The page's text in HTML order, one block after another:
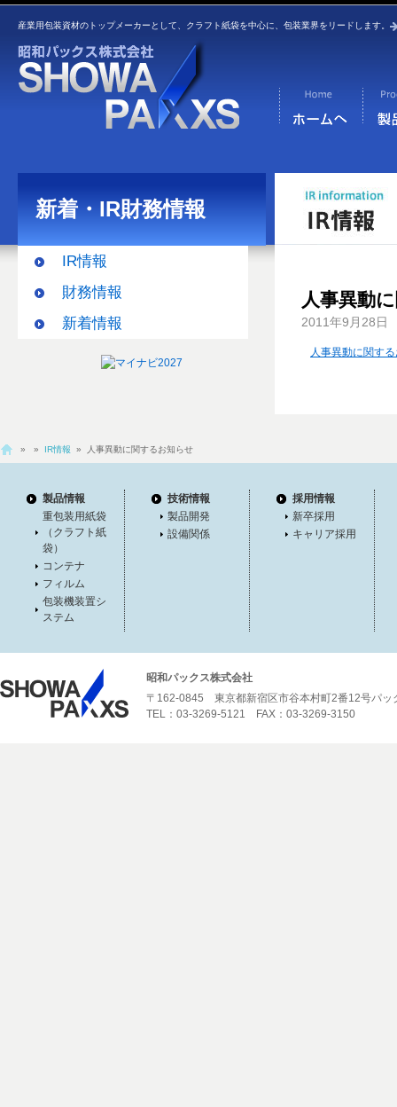
産業用包装資材のトップメーカーとして、クラフト紙袋を中心に、包装業界をリードします。
新着・IR財務情報
IR情報
財務情報
新着情報
人事異動
2011年9月28日
人事異動に関す
» » IR情報 » 人事異動に関するお知らせ
製品情報
重包装用紙袋
（クラフト紙
袋）
コンテナ
フィルム
包装機装置シ
ステム
技術情報
製品開発
設備関係
採用情報
新卒採用
キャリア採用
昭和パックス株式会社
〒162-0845 東京都新宿区市谷本村町2番12号パッ
TEL：03-3269-5121 FAX：03-3269-3150